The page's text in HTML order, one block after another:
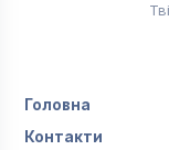
Головна
Контакти